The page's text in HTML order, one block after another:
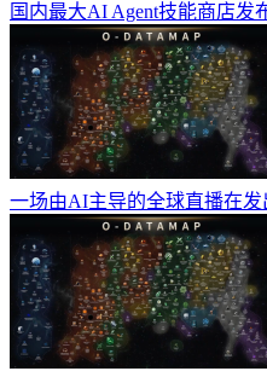
国内最大AI Agent技能商店发
一场由AI主导的全球直播在发